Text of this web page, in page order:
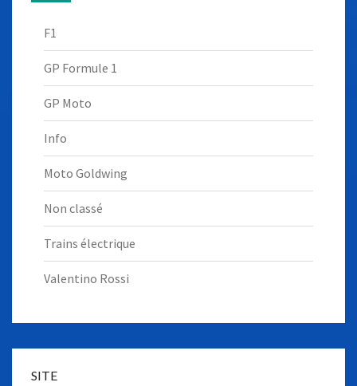
F1
GP Formule 1
GP Moto
Info
Moto Goldwing
Non classé
Trains électrique
Valentino Rossi
SITE